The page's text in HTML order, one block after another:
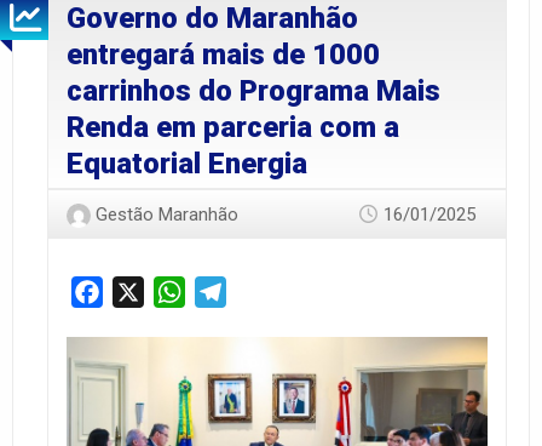
Governo do Maranhão
entregará mais de 1000
carrinhos do Programa Mais
Renda em parceria com a
Equatorial Energia
Gestão Maranhão 16/01/2025
Facebook WhatsApp